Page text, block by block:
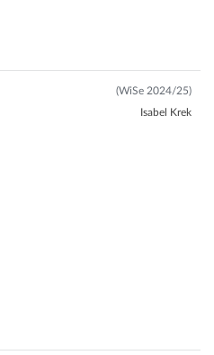
(WiSe 2024/25)
Isabel Krek